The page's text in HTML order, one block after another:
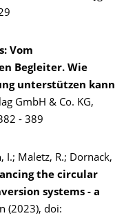
Vom
Begleiter. Wie
unterstützen kann
GmbH & Co. KG,
- 389
I.; Maletz, R.; Dornack,
the circular
systems - a
(2023), doi: